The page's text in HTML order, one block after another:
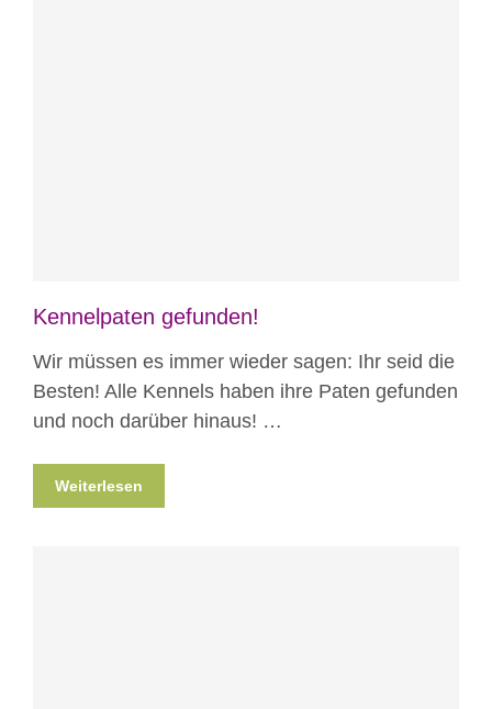
Kennelpaten gefunden!
Wir müssen es immer wieder sagen: Ihr seid die
Besten! Alle Kennels haben ihre Paten gefunden
und noch darüber hinaus! …
Weiterlesen